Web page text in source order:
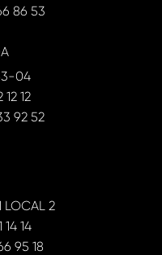
86 53
04
12
92 52
2
14 14
95 18